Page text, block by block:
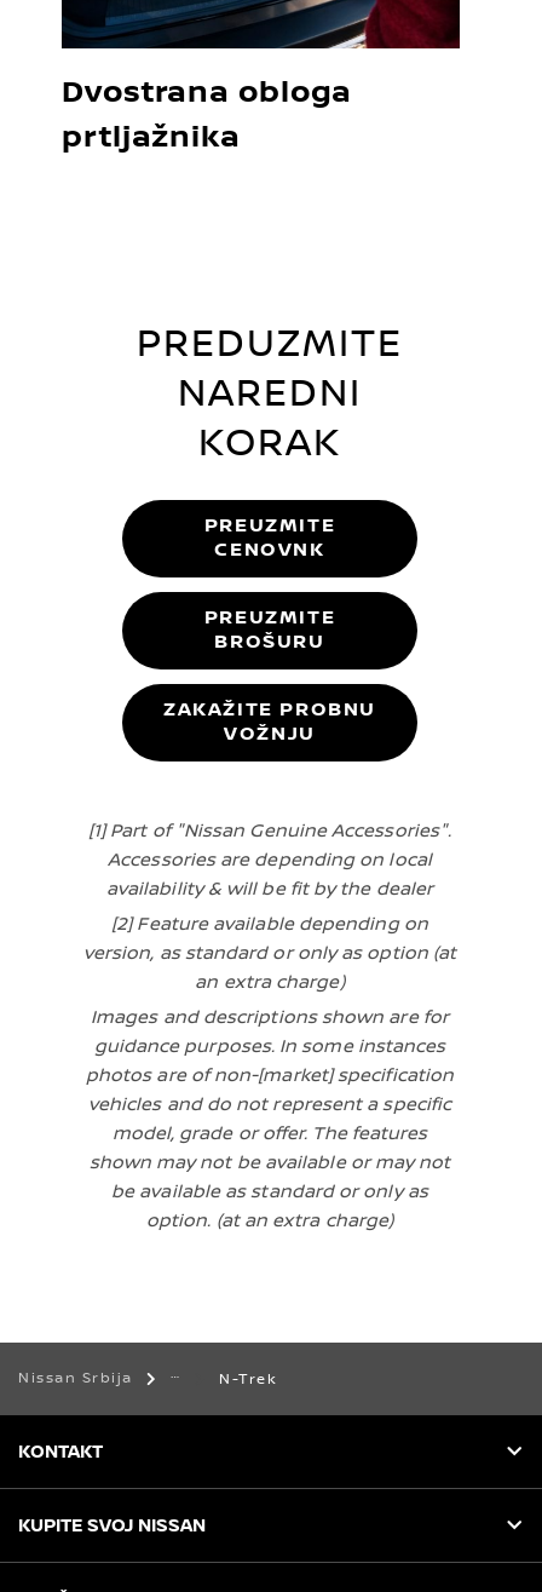
Dvostrana obloga
prtljažnika
PREDUZMITE
NAREDNI
KORAK
PREUZMITE
CENOVNK
PREUZMITE
BROŠURU
ZAKAŽITE PROBNU
VOŽNJU
[1] Part of "Nissan Genuine Accessories".
Accessories are depending on local
availability & will be fit by the dealer
[2] Feature available depending on
version, as standard or only as option (at
an extra charge)
Images and descriptions shown are for
guidance purposes. In some instances
photos are of non-[market] specification
vehicles and do not represent a specific
model, grade or offer. The features
shown may not be available or may not
be available as standard or only as
option. (at an extra charge)
Nissan Srbija N-Trek
KONTAKT
KUPITE SVOJ NISSAN